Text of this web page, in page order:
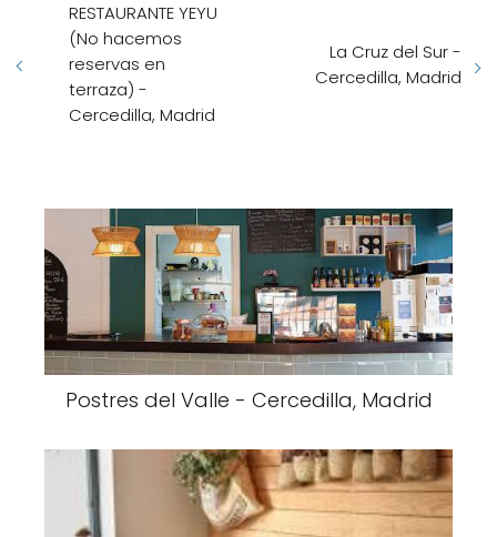
RESTAURANTE YEYU
(No hacemos
reservas en
terraza) -
Cercedilla, Madrid
La Cruz del Sur -
Cercedilla, Madrid
Postres del Valle - Cercedilla, Madrid